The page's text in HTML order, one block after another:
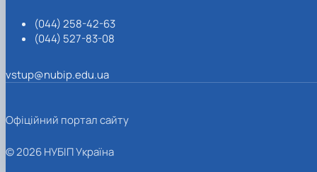
(044) 258-42-63
(044) 527-83-08
vstup@nubip.edu.ua
Офіційний портал сайту
© 2026 НУБІП Україна